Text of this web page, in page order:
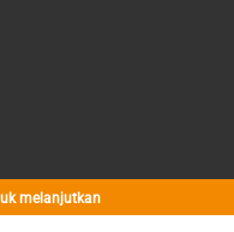
melanjutkan